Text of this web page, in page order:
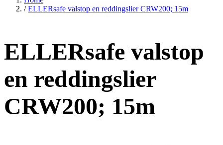
/ ELLERsafe valstop en reddingslier CRW200; 15m
ELLERsafe valstop
en reddingslier
CRW200; 15m